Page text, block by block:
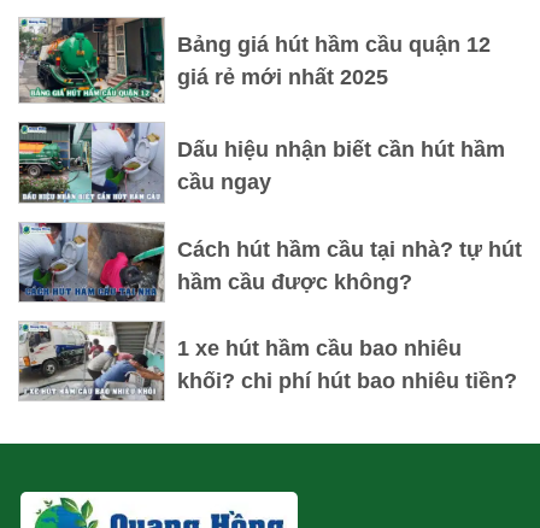
Bảng giá hút hầm cầu quận 12
giá rẻ mới nhất 2025
Dấu hiệu nhận biết cần hút hầm
cầu ngay
Cách hút hầm cầu tại nhà? tự hút
hầm cầu được không?
1 xe hút hầm cầu bao nhiêu
khối? chi phí hút bao nhiêu tiền?